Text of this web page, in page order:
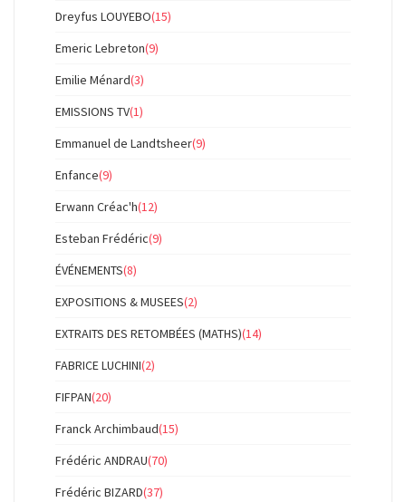
Dreyfus LOUYEBO(15)
Emeric Lebreton(9)
Emilie Ménard(3)
EMISSIONS TV(1)
Emmanuel de Landtsheer(9)
Enfance(9)
Erwann Créac'h(12)
Esteban Frédéric(9)
ÉVÉNEMENTS(8)
EXPOSITIONS & MUSEES(2)
EXTRAITS DES RETOMBÉES (MATHS)(14)
FABRICE LUCHINI(2)
FIFPAN(20)
Franck Archimbaud(15)
Frédéric ANDRAU(70)
Frédéric BIZARD(37)